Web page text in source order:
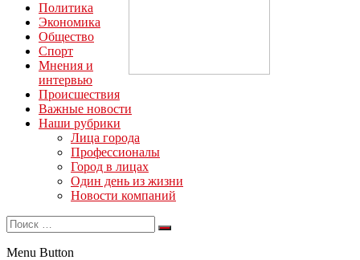
Политика
Экономика
Общество
Спорт
Мнения и
интервью
Происшествия
Важные новости
Наши рубрики
Лица города
Профессионалы
Город в лицах
Один день из жизни
Новости компаний
Menu Button